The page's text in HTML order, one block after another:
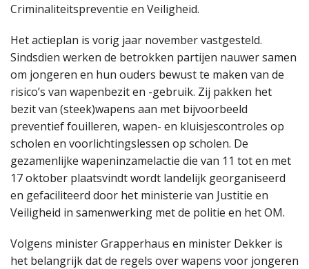
Criminaliteitspreventie en Veiligheid.
Het actieplan is vorig jaar november vastgesteld.
Sindsdien werken de betrokken partijen nauwer samen
om jongeren en hun ouders bewust te maken van de
risico’s van wapenbezit en -gebruik. Zij pakken het
bezit van (steek)wapens aan met bijvoorbeeld
preventief fouilleren, wapen- en kluisjescontroles op
scholen en voorlichtingslessen op scholen. De
gezamenlijke wapeninzamelactie die van 11 tot en met
17 oktober plaatsvindt wordt landelijk georganiseerd
en gefaciliteerd door het ministerie van Justitie en
Veiligheid in samenwerking met de politie en het OM.
Volgens minister Grapperhaus en minister Dekker is
het belangrijk dat de regels over wapens voor jongeren